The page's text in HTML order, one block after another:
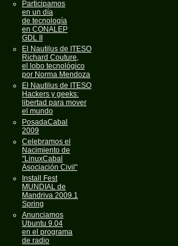
Participamos
en un día
de tecnología
en CONALEP
GDL II
El Nautilus de ITESO
Richard Couture,
el lobo tecnológico
por Norma Mendoza
El Nautilus de ITESO
Hackers y geeks:
libertad para mover
el mundo
PosadaCabal
2009
Celebramos el
Nacimiento de
"LinuxCabal
Asociación Civil"
Install Fest
MUNDIAL de
Mandriva 2009.1
Spring
Anunciamos
Ubuntu 9.04
en el programa
de radio